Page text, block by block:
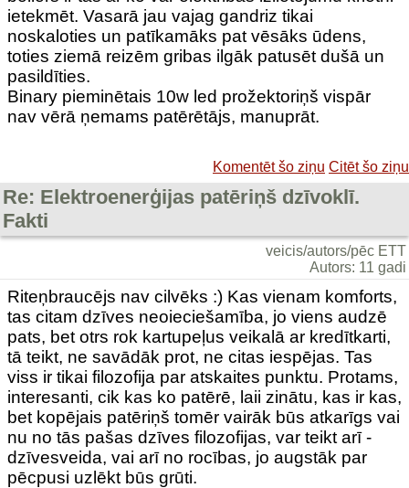
ietekmēt. Vasarā jau vajag gandriz tikai
noskaloties un patīkamāks pat vēsāks ūdens,
toties ziemā reizēm gribas ilgāk patusēt dušā un
pasildīties.
Binary pieminētais 10w led prožektoriņš vispār
nav vērā ņemams patērētājs, manuprāt.
Komentēt šo ziņu Citēt šo ziņu
Re: Elektroenerģijas patēriņš dzīvoklī.
Fakti
veicis/autors/pēc ETT
Autors: 11 gadi
Riteņbraucējs nav cilvēks :) Kas vienam komforts,
tas citam dzīves neoieciešamība, jo viens audzē
pats, bet otrs rok kartupeļus veikalā ar kredītkarti,
tā teikt, ne savādāk prot, ne citas iespējas. Tas
viss ir tikai filozofija par atskaites punktu. Protams,
interesanti, cik kas ko patērē, laii zinātu, kas ir kas,
bet kopējais patēriņš tomēr vairāk būs atkarīgs vai
nu no tās pašas dzīves filozofijas, var teikt arī -
dzīvesveida, vai arī no rocības, jo augstāk par
pēcpusi uzlēkt būs grūti.